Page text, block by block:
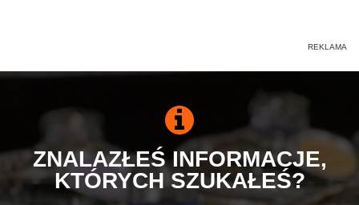
ZNALAZŁEŚ INFORMACJE,
KTÓRYCH SZUKAŁEŚ?